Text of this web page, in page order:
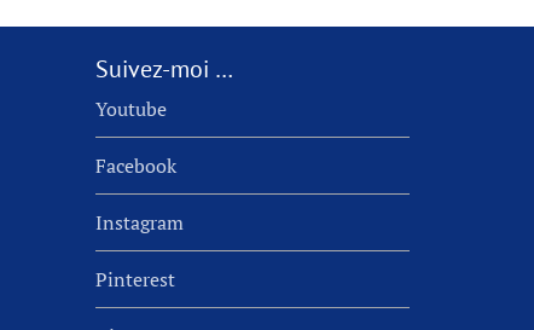
Suivez-moi …
Youtube
Facebook
Instagram
Pinterest